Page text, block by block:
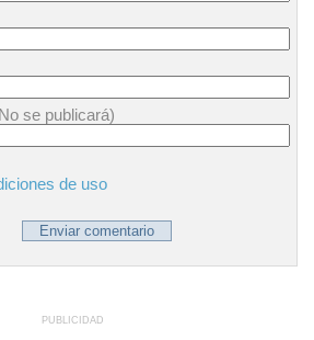
se publicará)
de uso
PUBLICIDAD